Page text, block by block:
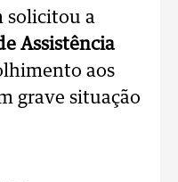
solicitou a
Assistência
aos
grave situação